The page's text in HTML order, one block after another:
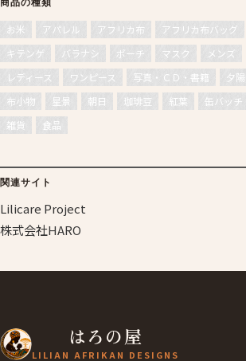
お米 アパレル アフリカ布 アフリカ布バッグ
キテンゲ
バラナシ ポーチ マスク メンズ
レディース
ワンピース 写真・ＣＤ・書籍 夕陽
布小物
星景 朝日 珈琲豆 紅葉 缶バッチ
雑貨
食品
関連サイト
Lilicare Project
株式会社HARO
はろの屋
LILIAN AFRIKAN DESIGNS